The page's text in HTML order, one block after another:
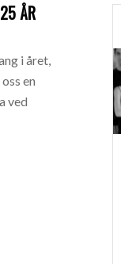
ÅR
i året,
en
ved